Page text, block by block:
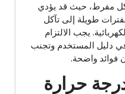
مفرط، حيث قد يؤدي
طويلة إلى تآكل
يجب الالتزام
في دليل المستخدم وتجنب
فوائد واضحة.
حرارة